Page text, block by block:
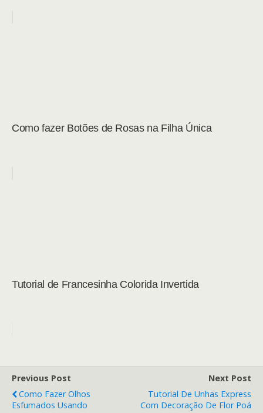
Como fazer Botões de Rosas na Filha Única
Tutorial de Francesinha Colorida Invertida
Previous Post
Como Fazer Olhos
Esfumados Usando
Next Post
Tutorial De Unhas Express
Com Decoração De Flor Poá